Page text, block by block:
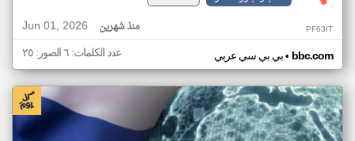
Jun 01, 2026
منذ شهرين PF63IT
بي بي سي عربي• bbc.com عدد الكلمات: ٦ الصور: ٢٥